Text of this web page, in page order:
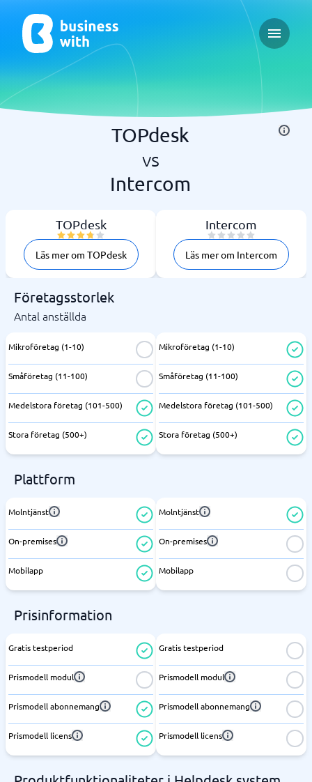
Open
TOPdesk
vs
Intercom
TOPdesk
Läs mer om TOPdesk
Intercom
Läs mer om Intercom
Företagsstorlek
Antal anställda
Mikroföretag (1-10)
Småföretag (11-100)
Medelstora företag (101-500)
Stora företag (500+)
Mikroföretag (1-10)
Småföretag (11-100)
Medelstora företag (101-500)
Stora företag (500+)
Plattform
Molntjänst
On-premises
Mobilapp
Molntjänst
On-premises
Mobilapp
Prisinformation
Gratis testperiod
Prismodell modul
Prismodell abonnemang
Prismodell licens
Gratis testperiod
Prismodell modul
Prismodell abonnemang
Prismodell licens